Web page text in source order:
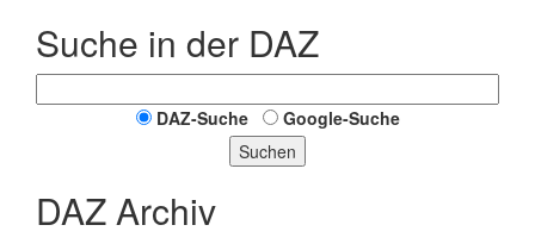
Suche in der DAZ
DAZ-Suche
Google-Suche
Suchen
DAZ Archiv